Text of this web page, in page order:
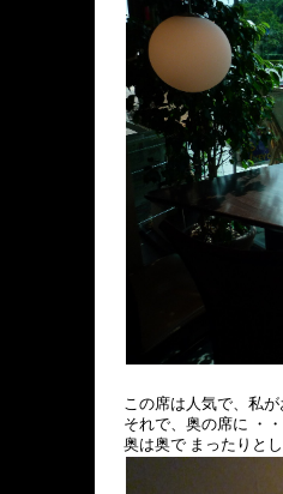
この席は人気で、私
それで、奥の席に ・
奥は奥で まったりとし